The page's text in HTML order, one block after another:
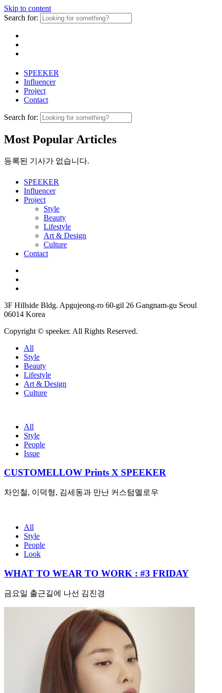
Skip to content
Search for:
SPEEKER
Influencer
Project
Contact
Search for:
Most Popular Articles
등록된 기사가 없습니다.
SPEEKER
Influencer
Project
Style
Beauty
Lifestyle
Art & Design
Culture
Contact
3F Hillside Bldg. Apgujeong-ro 60-gil 26 Gangnam-gu Seoul
06014 Korea
Copyright © speeker. All Rights Reserved.
All
Style
Beauty
Lifestyle
Art & Design
Culture
All
Style
People
Issue
CUSTOMELLOW Prints X SPEEKER
차인철, 이덕형, 김세동과 만난 커스텀멜로우
All
Style
People
Look
WHAT TO WEAR TO WORK : #3 FRIDAY
금요일 출근길에 나선 김진경